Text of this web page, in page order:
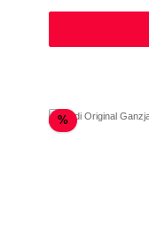
%Rabatt